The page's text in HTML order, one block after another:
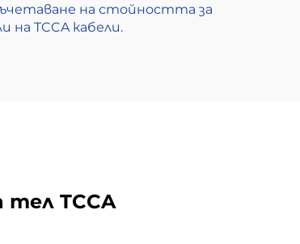
на стойността за
TCCA кабели.
TCCA